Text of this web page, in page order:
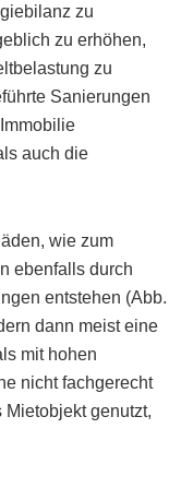
zu
zu erhöhen,
zu
Sanierungen
auch die
wie zum
ebenfalls durch
entstehen (Abb.
dann meist eine
mit hohen
nicht fachgerecht
genutzt,